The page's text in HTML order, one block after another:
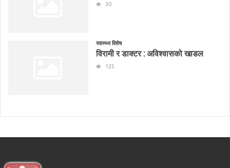
30
स्वास्थ्य विशेष
विरामी र डाक्टर : अविश्वासको खाडल
125